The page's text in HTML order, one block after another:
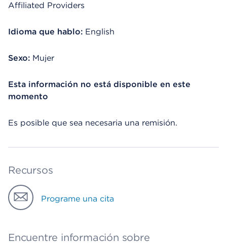
Affiliated Providers
Idioma que hablo: English
Sexo: Mujer
Esta información no está disponible en este
momento
Es posible que sea necesaria una remisión.
Recursos
Programe una cita
Encuentre información sobre